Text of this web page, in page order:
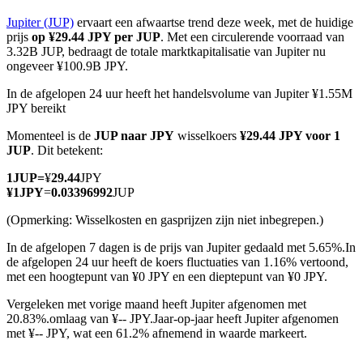
COIN-M-futures
Cryptocurrency-futures
TradFi
Derivaten voor aandelen, forex, edelmetalen en grondstoffen
USDC-futures
Futures met USDC als onderpand
Jupiter (JUP) ervaart een afwaartse trend deze week, met de huidige
prijs op ¥29.44 JPY per JUP. Met een circulerende voorraad van
3.32B JUP, bedraagt de totale marktkapitalisatie van Jupiter nu
ongeveer ¥100.9B JPY.
In de afgelopen 24 uur heeft het handelsvolume van Jupiter ¥1.55M
JPY bereikt
Momenteel is de JUP naar JPY wisselkoers ¥29.44 JPY voor 1
JUP. Dit betekent:
1JUP=¥29.44JPY
¥1JPY=0.03396992JUP
(Opmerking: Wisselkosten en gasprijzen zijn niet inbegrepen.)
In de afgelopen 7 dagen is de prijs van Jupiter gedaald met 5.65%.In
de afgelopen 24 uur heeft de koers fluctuaties van 1.16% vertoond,
met een hoogtepunt van ¥0 JPY en een dieptepunt van ¥0 JPY.
Vergeleken met vorige maand heeft Jupiter afgenomen met
20.83%.omlaag van ¥-- JPY.Jaar-op-jaar heeft Jupiter afgenomen
met ¥-- JPY, wat een 61.2% afnemend in waarde markeert.